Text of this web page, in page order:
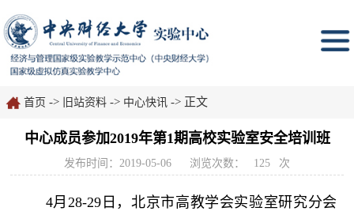
首页 -> 旧站资料 -> 中心快讯 -> 正文
中心成员参加2019年第1期高校实验室安全培训班
发布时间：2019-05-06 浏览次数： 125 次
4月28-29日，北京市高教学会实验室研究分会